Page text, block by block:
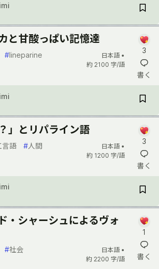
と甘酸っぱい記憶達
#lineparine
日本語 •
約 2100 字/語
3
書く
」とリパライン語
言語 #人間
日本語 •
約 1200 字/語
3
書く
・シャーシュによるヴォ
#社会
日本語 •
約 2200 字/語
1
書く